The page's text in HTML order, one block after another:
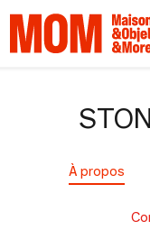
À propos